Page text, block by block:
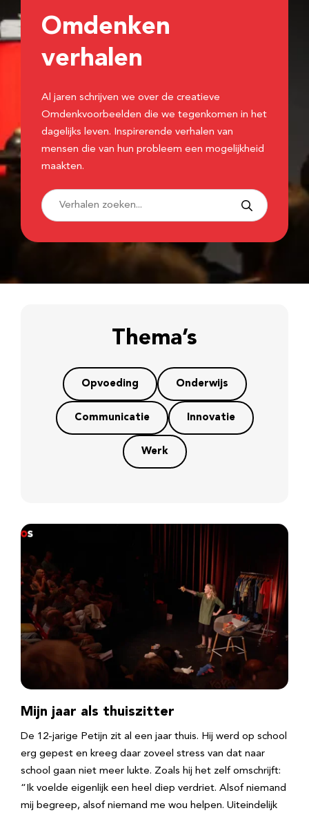
Omdenken
verhalen
Al jaren schrijven we over de creatieve
Omdenkvoorbeelden die we tegenkomen in het
dagelijks leven. Inspirerende verhalen van
mensen die van hun probleem een mogelijkheid
maakten.
Thema’s
Opvoeding Onderwijs
Communicatie Innovatie
Werk
Mijn jaar als thuiszitter
De 12-jarige Petijn zit al een jaar thuis. Hij werd op school
erg gepest en kreeg daar zoveel stress van dat naar
school gaan niet meer lukte. Zoals hij het zelf omschrijft:
“Ik voelde eigenlijk een heel diep verdriet. Alsof niemand
mij begreep, alsof niemand me wou helpen. Uiteindelijk